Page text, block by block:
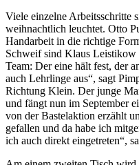
Viele einzelne Arbeitsschritte
weihnachtlich leuchtet. Otto
Handarbeit in die richtige
Schweif sind Klaus Leistikow
Team: Der eine hält fest, der
auch Lehrlinge aus“, sagt
Richtung Klein. Der junge
und fängt nun im September
von der Bastelaktion erzählt
gefallen und da habe ich
ich auch direkt eingetreten“,